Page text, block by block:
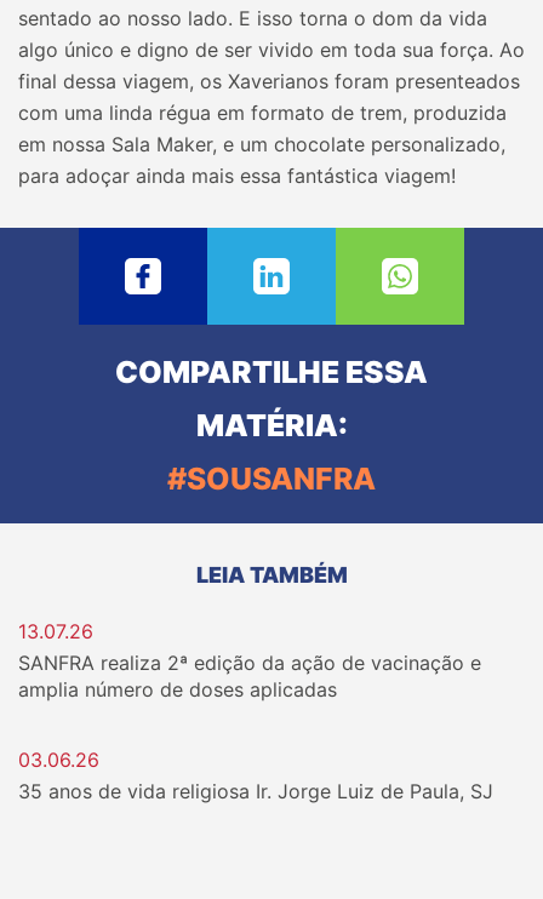
sentado ao nosso lado. E isso torna o dom da vida
algo único e digno de ser vivido em toda sua força. Ao
final dessa viagem, os Xaverianos foram presenteados
com uma linda régua em formato de trem, produzida
em nossa Sala Maker, e um chocolate personalizado,
para adoçar ainda mais essa fantástica viagem!
COMPARTILHE ESSA
MATÉRIA:
#SOUSANFRA
LEIA TAMBÉM
13.07.26
SANFRA realiza 2ª edição da ação de vacinação e
amplia número de doses aplicadas
03.06.26
35 anos de vida religiosa Ir. Jorge Luiz de Paula, SJ